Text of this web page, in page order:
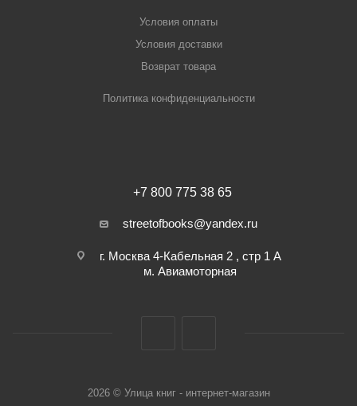
Условия оплаты
Условия доставки
Возврат товара
Политика конфиденциальности
+7 800 775 38 65
streetofbooks@yandex.ru
г. Москва 4-Кабельная 2 , стр 1 А
м. Авиамоторная
2026 © Улица книг - интернет-магазин